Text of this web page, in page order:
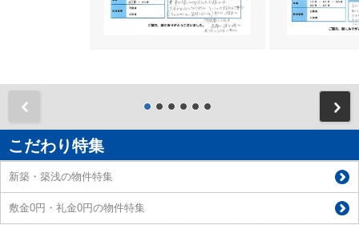
こだわり特集
新築・築浅の物件特集
敷金0円・礼金0円の物件特集